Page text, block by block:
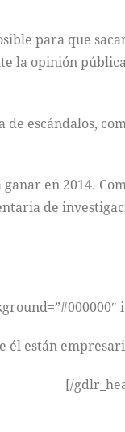
para que
la opinión
escándalos,
en 2014.
de
él están
[/